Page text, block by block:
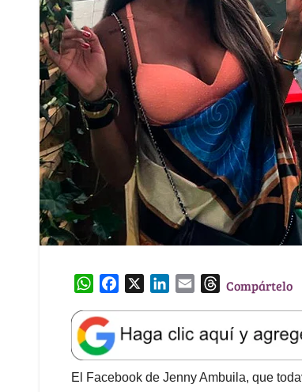
W
a
t
s
A
e
b
o
k
e
d
l
T
e
a
d
Compártelo
El Facebook de Jenny Ambuila, que